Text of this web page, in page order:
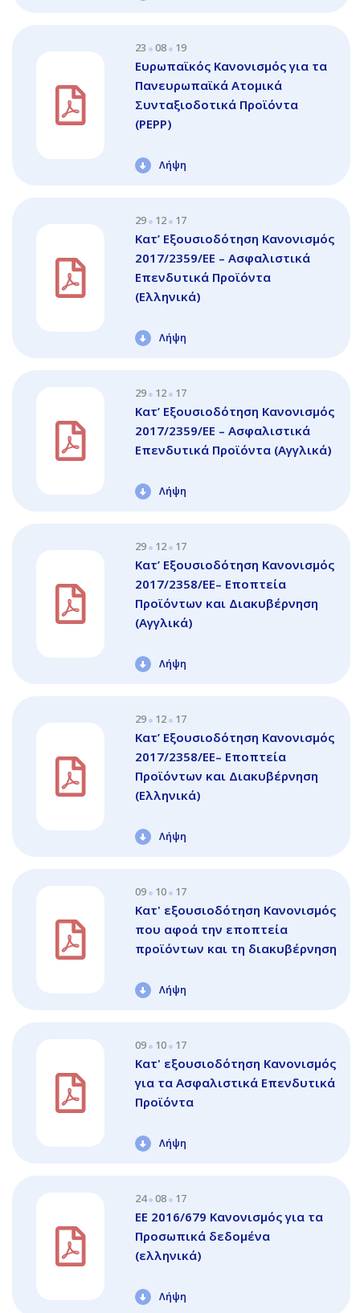
23 08 19
Ευρωπαϊκός Κανονισμός για τα
Πανευρωπαϊκά Ατομικά
Συνταξιοδοτικά Προϊόντα
(PEPP)
Λήψη
29 12 17
Κατ’ Εξουσιοδότηση Κανονισμός
2017/2359/ΕΕ – Ασφαλιστικά
Επενδυτικά Προϊόντα
(Ελληνικά)
Λήψη
29 12 17
Κατ’ Εξουσιοδότηση Κανονισμός
2017/2359/ΕΕ – Ασφαλιστικά
Επενδυτικά Προϊόντα (Αγγλικά)
Λήψη
29 12 17
Κατ’ Εξουσιοδότηση Κανονισμός
2017/2358/ΕΕ– Εποπτεία
Προϊόντων και Διακυβέρνηση
(Αγγλικά)
Λήψη
29 12 17
Κατ’ Εξουσιοδότηση Κανονισμός
2017/2358/ΕΕ– Εποπτεία
Προϊόντων και Διακυβέρνηση
(Ελληνικά)
Λήψη
09 10 17
Κατ' εξουσιοδότηση Κανονισμός
που αφοά την εποπτεία
προϊόντων και τη διακυβέρνηση
Λήψη
09 10 17
Κατ' εξουσιοδότηση Κανονισμός
για τα Ασφαλιστικά Επενδυτικά
Προϊόντα
Λήψη
24 08 17
EE 2016/679 Κανονισμός για τα
Προσωπικά δεδομένα
(ελληνικά)
Λήψη